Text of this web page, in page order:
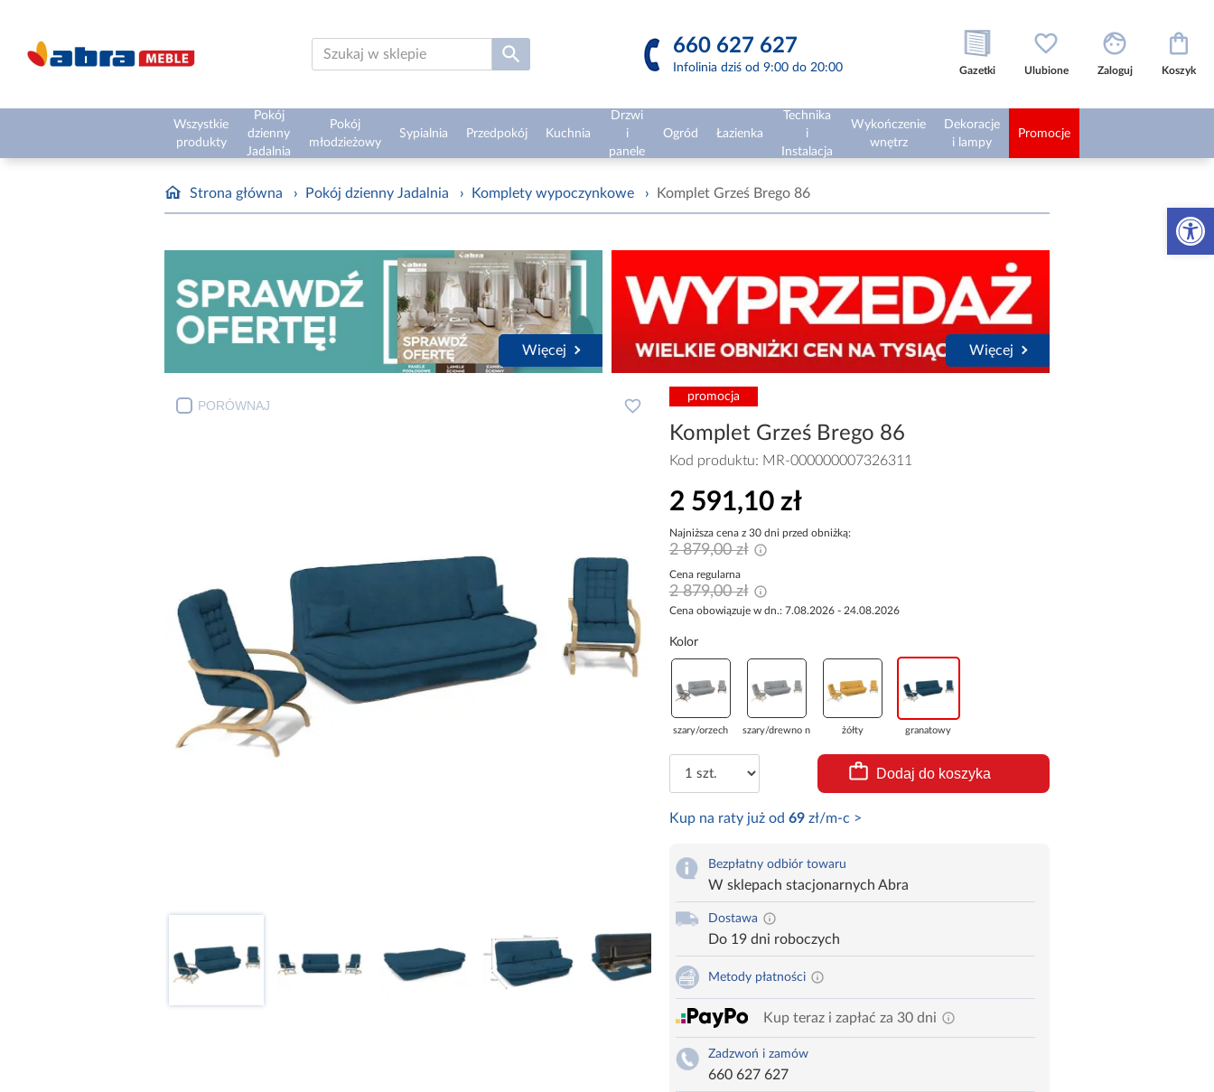
Otwórz
660 627 627
Infolinia dziś od 9:00 do 20:00 Gazetki Ulubione Zaloguj Koszyk
Wszystkie
produkty
Pokój
dzienny
Jadalnia
Pokój
młodzieżowy
Sypialnia Przedpokój Kuchnia
Drzwi
i
panele
Ogród Łazienka
Technika
i
Instalacja
Wykończenie
wnętrz
Dekoracje
i lampy
Promocje
Strona główna › Pokój dzienny Jadalnia › Komplety wypoczynkowe › Komplet Grześ Brego 86
Więcej Więcej
PORÓWNAJ
promocja
Komplet Grześ Brego 86
Kod produktu: MR-000000007326311
2 591,10 zł
Najniższa cena z 30 dni przed obniżką:
2 879,00 zł
Cena regularna
2 879,00 zł
Cena obowiązuje w dn.: 7.08.2026 - 24.08.2026
Kolor
szary/orzech szary/drewno na... żółty granatowy
Dodaj do koszyka
Kup na raty już od 69zł/m-c >
Bezpłatny odbiór towaru
W sklepach stacjonarnych Abra
Dostawa
Do 19 dni roboczych
Metody płatności
Kup teraz i zapłać za 30 dni
Zadzwoń i zamów
660 627 627